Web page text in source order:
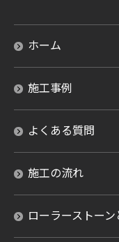
ホーム
施工事例
よくある質問
施工の流れ
ローラーストーン